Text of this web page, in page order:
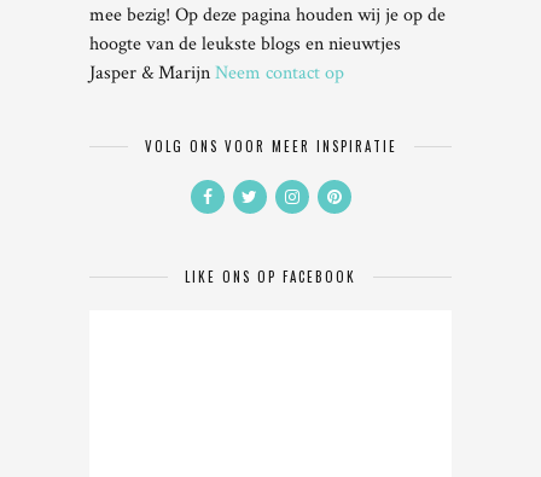
mee bezig! Op deze pagina houden wij je op de
hoogte van de leukste blogs en nieuwtjes
Jasper & MarijnNeem contact op
VOLG ONS VOOR MEER INSPIRATIE
LIKE ONS OP FACEBOOK